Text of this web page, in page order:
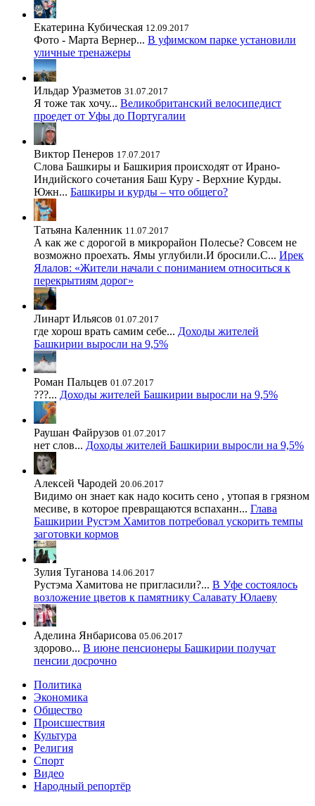
Екатерина Кубическая 12.09.2017
Фото - Марта Вернер... В уфимском парке установили
уличные тренажеры
Ильдар Уразметов 31.07.2017
Я тоже так хочу... Великобританский велосипедист
проедет от Уфы до Португалии
Виктор Пенеров 17.07.2017
Слова Башкиры и Башкирия происходят от Ирано-
Индийского сочетания Баш Куру - Верхние Курды.
Южн... Башкиры и курды – что общего?
Татьяна Каленник 11.07.2017
А как же с дорогой в микрорайон Полесье? Совсем не
возможно проехать. Ямы углубили.И бросили.С... Ирек
Ялалов: «Жители начали с пониманием относиться к
перекрытиям дорог»
Линарт Ильясов 01.07.2017
где хорош врать самим себе... Доходы жителей
Башкирии выросли на 9,5%
Роман Пальцев 01.07.2017
???... Доходы жителей Башкирии выросли на 9,5%
Раушан Файрузов 01.07.2017
нет слов... Доходы жителей Башкирии выросли на 9,5%
Алексей Чародей 20.06.2017
Видимо он знает как надо косить сено , утопая в грязном
месиве, в которое превращаются вспаханн... Глава
Башкирии Рустэм Хамитов потребовал ускорить темпы
заготовки кормов
Зулия Туганова 14.06.2017
Рустэма Хамитова не пригласили?... В Уфе состоялось
возложение цветов к памятнику Салавату Юлаеву
Аделина Янбарисова 05.06.2017
здорово... В июне пенсионеры Башкирии получат
пенсии досрочно
Политика
Экономика
Общество
Происшествия
Культура
Религия
Спорт
Видео
Народный репортёр